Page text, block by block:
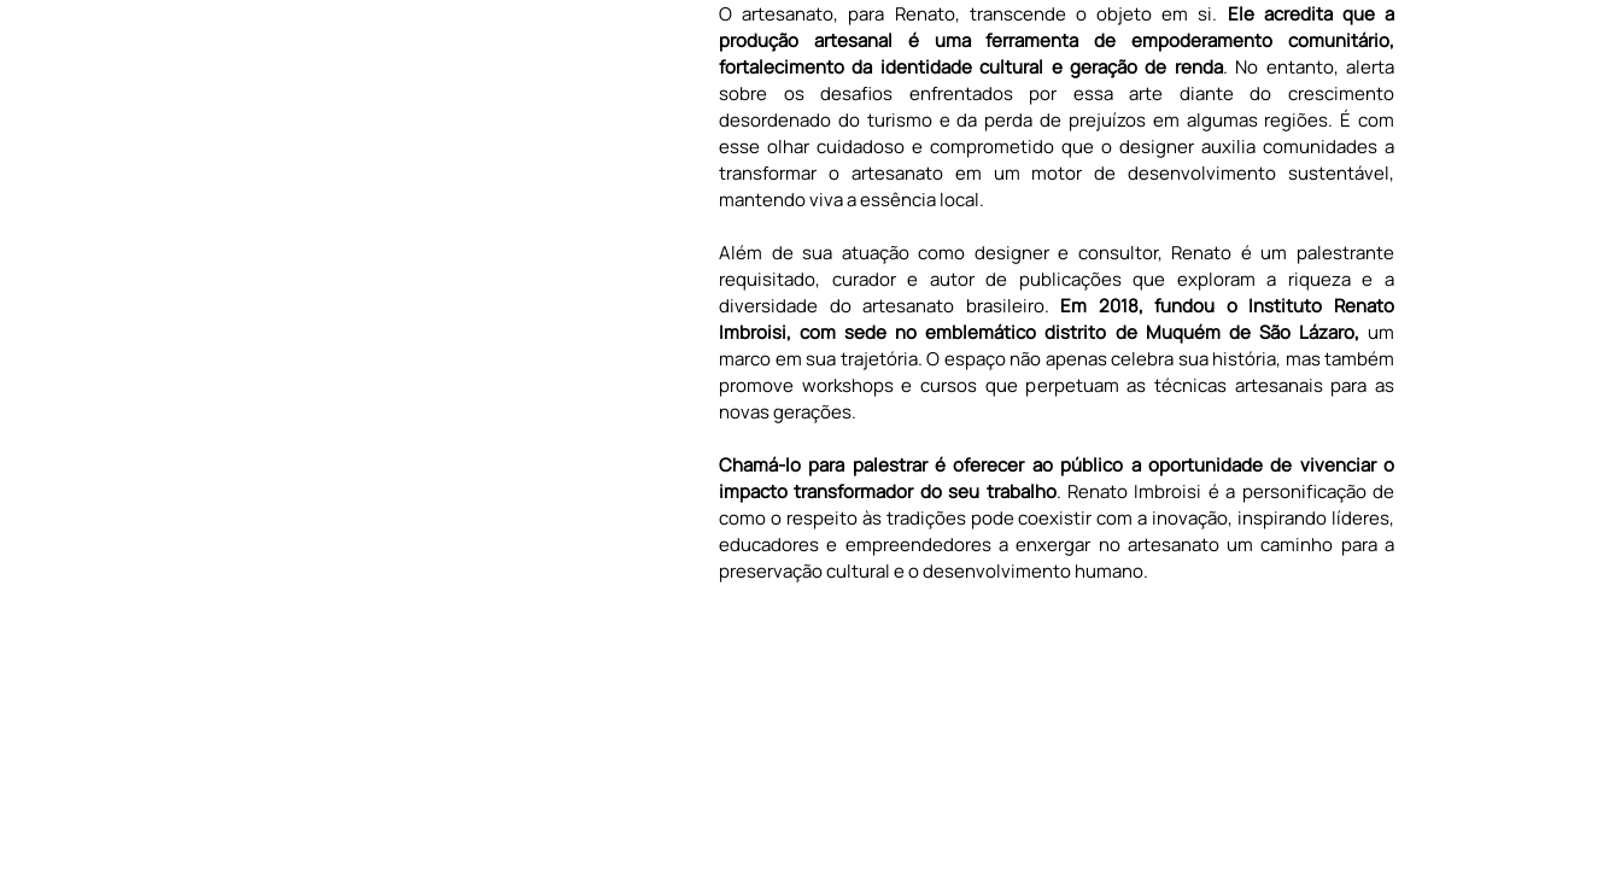
O artesanato, para Renato, transcende o objeto em si. Ele acredita que a
produção artesanal é uma ferramenta de empoderamento comunitário,
fortalecimento da identidade cultural e geração de renda. No entanto, alerta
sobre os desafios enfrentados por essa arte diante do crescimento
desordenado do turismo e da perda de prejuízos em algumas regiões. É com
esse olhar cuidadoso e comprometido que o designer auxilia comunidades a
transformar o artesanato em um motor de desenvolvimento sustentável,
mantendo viva a essência local.
Além de sua atuação como designer e consultor, Renato é um palestrante
requisitado, curador e autor de publicações que exploram a riqueza e a
diversidade do artesanato brasileiro. Em 2018, fundou o Instituto Renato
Imbroisi, com sede no emblemático distrito de Muquém de São Lázaro, um
marco em sua trajetória. O espaço não apenas celebra sua história, mas também
promove workshops e cursos que perpetuam as técnicas artesanais para as
novas gerações.
Chamá-lo para palestrar é oferecer ao público a oportunidade de vivenciar o
impacto transformador do seu trabalho. Renato Imbroisi é a personificação de
como o respeito às tradições pode coexistir com a inovação, inspirando líderes,
educadores e empreendedores a enxergar no artesanato um caminho para a
preservação cultural e o desenvolvimento humano.